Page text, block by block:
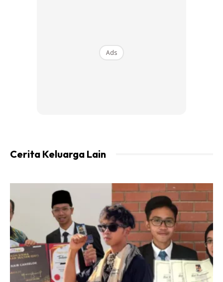
Utusan Online
Nak macam-macam info? Join channel Telegram
keluargagader club
Ads
Cerita Keluarga Lain